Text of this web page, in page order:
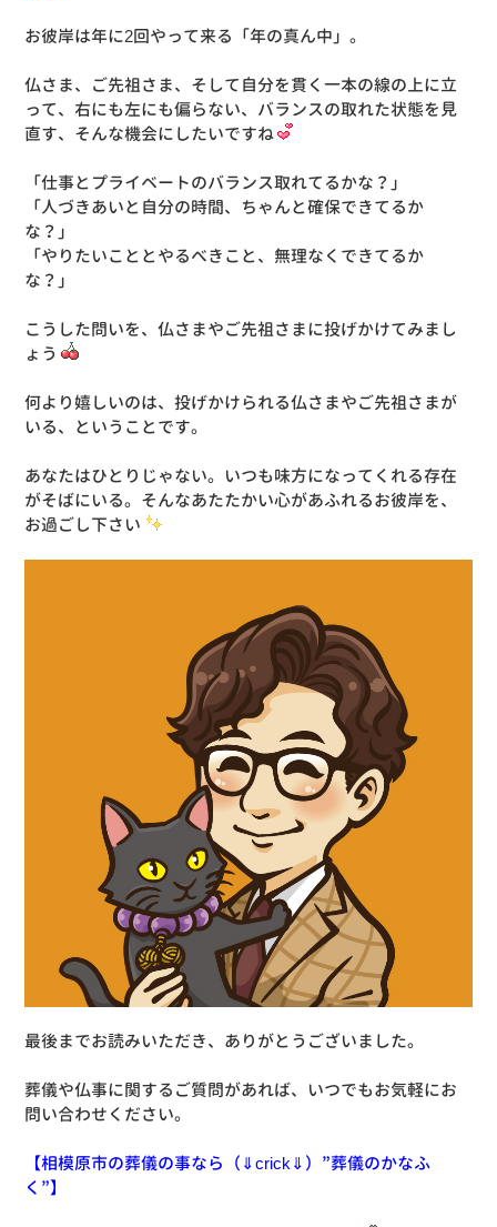
お彼岸は年に2回やって来る「年の真ん中」。
仏さま、ご先祖さま、そして自分を貫く一本の線の上に立
って、右にも左にも偏らない、バランスの取れた状態を見
直す、そんな機会にしたいですね
「仕事とプライベートのバランス取れてるかな？」
「人づきあいと自分の時間、ちゃんと確保できてるか
な？」
「やりたいこととやるべきこと、無理なくできてるか
な？」
こうした問いを、仏さまやご先祖さまに投げかけてみまし
ょう
何より嬉しいのは、投げかけられる仏さまやご先祖さまが
いる、ということです。
あなたはひとりじゃない。いつも味方になってくれる存在
がそばにいる。そんなあたたかい心があふれるお彼岸を、
お過ごし下さい
最後までお読みいただき、ありがとうございました。
葬儀や仏事に関するご質問があれば、いつでもお気軽にお
問い合わせください。
【相模原市の葬儀の事なら（⇓crick⇓）”葬儀のかなふ
く”】